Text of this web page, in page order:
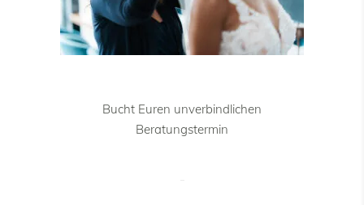
Bucht Euren unverbindlichen
Beratungstermin